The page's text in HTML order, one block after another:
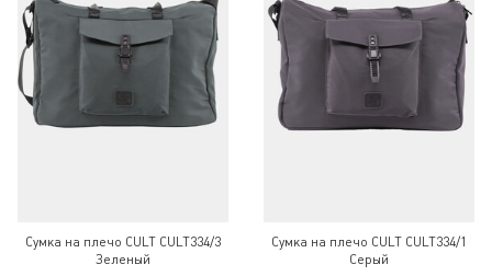
Сумка на плечо CULT CULT334/3
Зеленый
Сумка на плечо CULT CULT334/1
Серый